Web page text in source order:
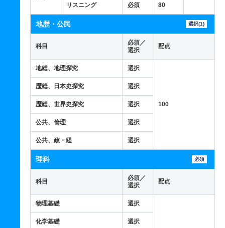
リスニング
必須 80
地歴・公民 選択(1)
科目
必須／
選択
配点
地総、地理探究 選択
100
歴総、日本史探究 選択
歴総、世界史探究 選択
公共、倫理 選択
公共、政・経 選択
理科 必須
科目
必須／
選択
配点
物理基礎 選択
化学基礎 選択